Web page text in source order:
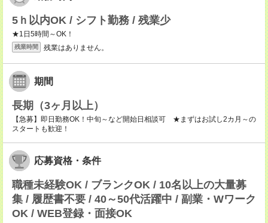
5ｈ以内OK / シフト勤務 / 残業少
★1日5時間～OK！
残業時間 残業はありません。
期間
長期（3ヶ月以上）
【急募】即日勤務OK！中旬～など開始日相談可 ★まずはお試し2カ月～の
スタートも歓迎！
応募資格・条件
職種未経験OK / ブランクOK / 10名以上の大量募
集 / 履歴書不要 / 40～50代活躍中 / 副業・Wワーク
OK / WEB登録・面接OK